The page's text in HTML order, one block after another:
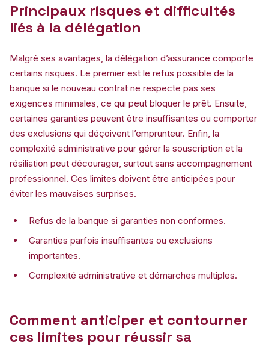
Principaux risques et difficultés
liés à la délégation
Malgré ses avantages, la délégation d’assurance comporte
certains risques. Le premier est le refus possible de la
banque si le nouveau contrat ne respecte pas ses
exigences minimales, ce qui peut bloquer le prêt. Ensuite,
certaines garanties peuvent être insuffisantes ou comporter
des exclusions qui déçoivent l’emprunteur. Enfin, la
complexité administrative pour gérer la souscription et la
résiliation peut décourager, surtout sans accompagnement
professionnel. Ces limites doivent être anticipées pour
éviter les mauvaises surprises.
Refus de la banque si garanties non conformes.
Garanties parfois insuffisantes ou exclusions
importantes.
Complexité administrative et démarches multiples.
Comment anticiper et contourner
ces limites pour réussir sa